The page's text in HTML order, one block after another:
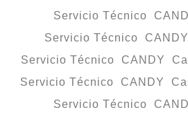
Servicio Técnico
Servicio Técnico
Servicio Técnico CANDY
Servicio Técnico CANDY
Servicio Técnico